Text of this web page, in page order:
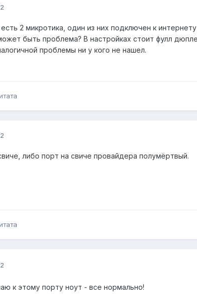
2 микротика, один из них подключен к
быть проблема? В настройках стоит фулл
проблемы ни у кого не нашел.
либо порт на свиче провайдера полумёртвый.
к этому порту ноут - все нормально!